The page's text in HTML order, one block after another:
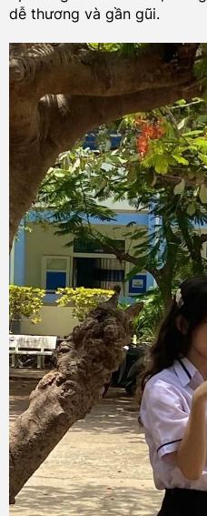
dễ thương và gần gũi.